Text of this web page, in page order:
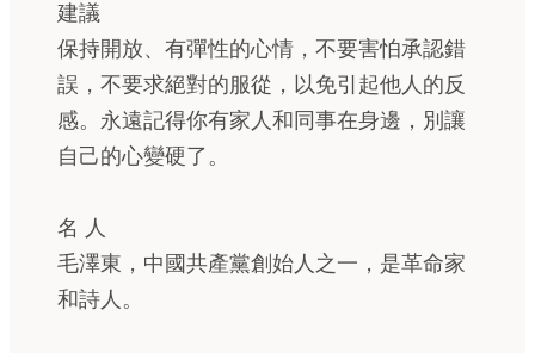
建議
保持開放、有彈性的心情，不要害怕承認錯
誤，不要求絕對的服從，以免引起他人的反
感。永遠記得你有家人和同事在身邊，別讓
自己的心變硬了。
名 人
毛澤東，中國共產黨創始人之一，是革命家
和詩人。